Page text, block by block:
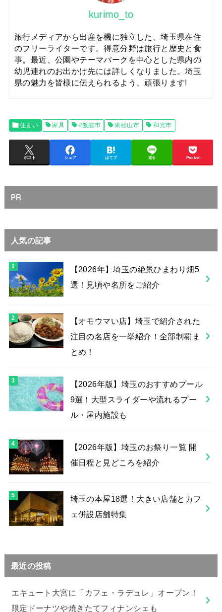
kurimo_to
旅行メディアから出産を機に独立した、埼玉県在住
のフリーライターです。得意分野は旅行と歴史と食
事。最近、公園やテーマパークを中心とした県内の
幼児連れのお出かけ先には詳しくなりました。埼玉
県の魅力を皆様に伝えられるよう、頑張ります!
住まい 家具 #飯能市 東松山市 和光市
ポスト シェア はてブ 送る Pocket
PR
人気の記事
【2026年】埼玉の絶景ひまわり畑5
選！見頃や名所をご紹介
【オモウマい店】埼玉で紹介された
注目の名店を一挙紹介！全部制覇ま
とめ！
【2026年版】埼玉のおすすめプール
9選！大型スライダーや流れるプー
ル・屋内施設も
【2026年版】埼玉のお祭り一覧 開
催日程と見どころを紹介
埼玉の本屋18選！大きい店舗とカフ
ェ併設店舗特集
最近の投稿
エキュート大宮に「カフェ・ラデュレ」オープン！
限定ドーナツや焼きたてフィナンシェも